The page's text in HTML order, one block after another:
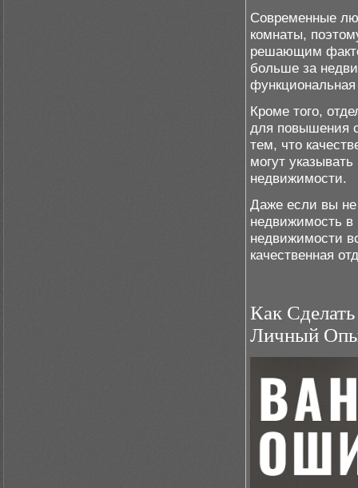
Современные
комнаты,
решающим
больше за
Кроме того,
для повышения
тем, что
могут
недвижимости.
Даже если вы не
недвижимость
недвижимости
качественная
Как
Личный